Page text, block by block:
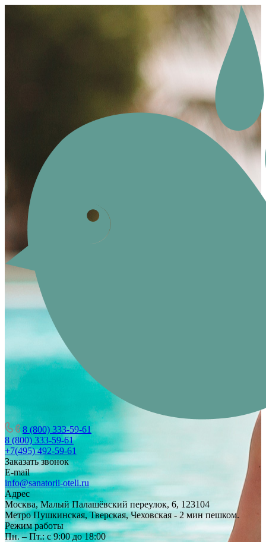
8 (800) 333-59-61
8 (800) 333-59-61
+7(495) 492-59-61
Заказать звонок
E-mail
info@sanatorii-oteli.ru
Адрес
Москва, Малый Палашёвский переулок, 6, 123104
Метро Пушкинская, Тверская, Чеховская - 2 мин пешком.
Режим работы
Пн. – Пт.: с 9:00 до 18:00